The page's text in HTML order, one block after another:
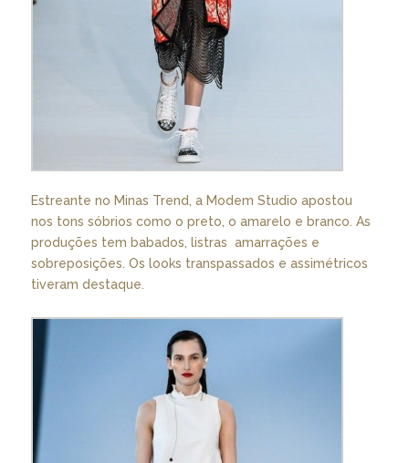
Estreante no Minas Trend, a Modem Studio apostou
nos tons sóbrios como o preto, o amarelo e branco. As
produções tem babados, listras amarrações e
sobreposições. Os looks transpassados e assimétricos
tiveram destaque.